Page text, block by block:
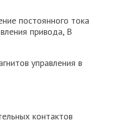
постоянного тока
привода, В
управления в
контактов